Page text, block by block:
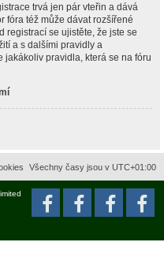
trvá jen pár vteřin a dává
fóra též může dávat rozšířené
registrací se ujistěte, že jste se
a s dalšími pravidly a
jakákoliv pravidla, která se na fóru
Všechny časy jsou v UTC+01:00